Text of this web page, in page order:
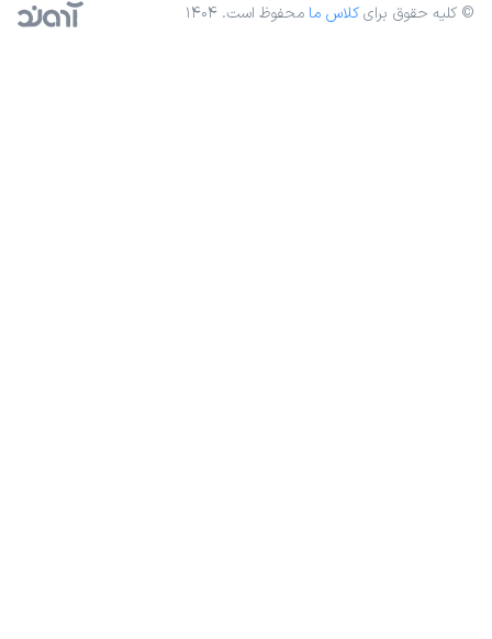
© کلیه حقوق برایکلاس ما محفوظ است. ۱۴۰۴